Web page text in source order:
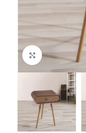
Click to enlarge